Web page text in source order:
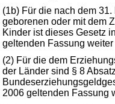
(1b) Für die nach dem
geborenen oder mit dem
Kinder ist dieses Gesetz
geltenden Fassung
(2) Für die dem
der Länder sind § 8
2006 geltenden Fassung